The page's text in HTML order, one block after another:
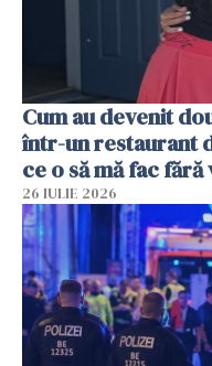
Cum au devenit
într-un restaurant
ce o să mă fac fără
26 IULIE 2026